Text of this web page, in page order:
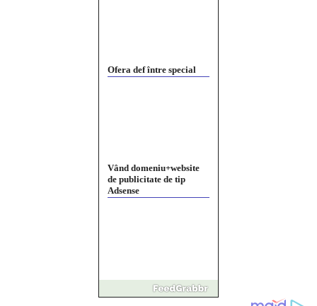
Ofera def între special
Vând domeniu+website
de publicitate de tip
Adsense
Pastorul Liviu Radu a
trecut la Domnul